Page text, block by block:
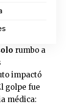
rumbo a
impactó
golpe fue
médica: